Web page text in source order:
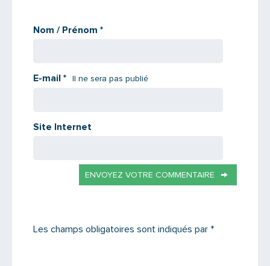
Nom / Prénom *
E-mail * Il ne sera pas publié
Site Internet
ENVOYEZ VOTRE COMMENTAIRE
Les champs obligatoires sont indiqués par *